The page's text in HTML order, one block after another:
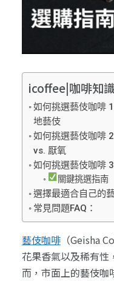
icoffee|咖啡知
如何挑選藝伎咖啡
地藝伎
如何挑選藝伎咖啡
vs. 厭氧
如何挑選藝伎咖啡
關鍵挑選指南
選擇最適合自己的
常見問題FAQ：
藝伎咖啡（Geisha
花果香氣以及稀有性
而，市面上的藝伎咖